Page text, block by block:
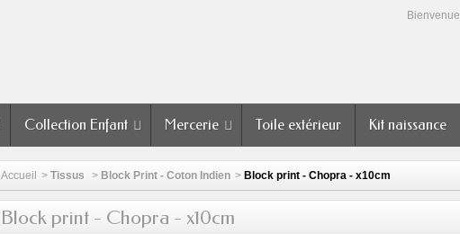
Bienvenue
Collection Enfant Mercerie Toile extérieur Kit naissance
Accueil > Tissus > Block Print - Coton Indien > Block print - Chopra - x10cm
Block print - Chopra - x10cm